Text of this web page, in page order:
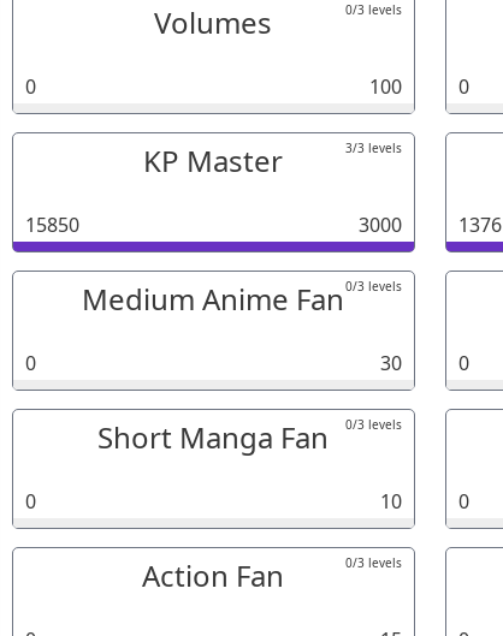
Volumes 0/3 levels
0 100 0
KP Master 3/3 levels
15850 3000 1376
Medium Anime Fan 0/3 levels
0 30 0
Short Manga Fan 0/3 levels
0 10 0
Action Fan 0/3 levels